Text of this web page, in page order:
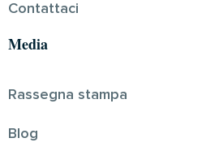
Contattaci
Media
Rassegna stampa
Blog